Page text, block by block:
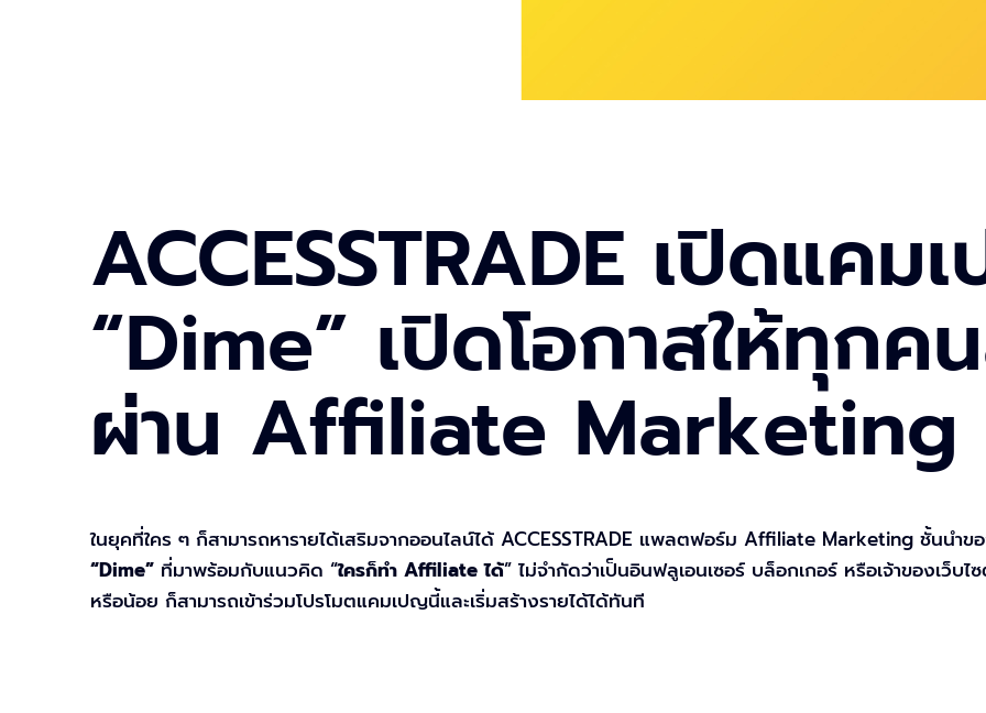
ACCESSTRADE เปิดแคม
“Dime” เปิดโอกาสให้ทุกค
ผ่าน Affiliate Marketing
ในยุคที่ใคร ๆ ก็สามารถหารายได้เสริมจากออนไลน์ได้ ACCESSTRADE แพลตฟอร์ม Affiliate Marketing ชั้นนำข
“Dime” ที่มาพร้อมกับแนวคิด “ใครก็ทำ Affiliate ได้” ไม่จำกัดว่าเป็นอินฟลูเอนเซอร์ บล็อกเกอร์ หรือเจ้าของเว็บ
หรือน้อย ก็สามารถเข้าร่วมโปรโมตแคมเปญนี้และเริ่มสร้างรายได้ได้ทันที